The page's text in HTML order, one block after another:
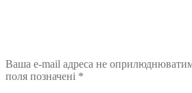
Ваша e-mail адреса не
поля позначені *